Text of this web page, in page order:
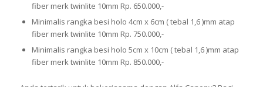
fiber merk twinlite 10mm Rp. 650.000,-
Minimalis rangka besi holo 4cm x 6cm ( tebal 1,6 )mm atap
fiber merk twinlite 10mm Rp. 750.000,-
Minimalis rangka besi holo 5cm x 10cm ( tebal 1,6 )mm atap
fiber merk twinlite 10mm Rp. 850.000,-